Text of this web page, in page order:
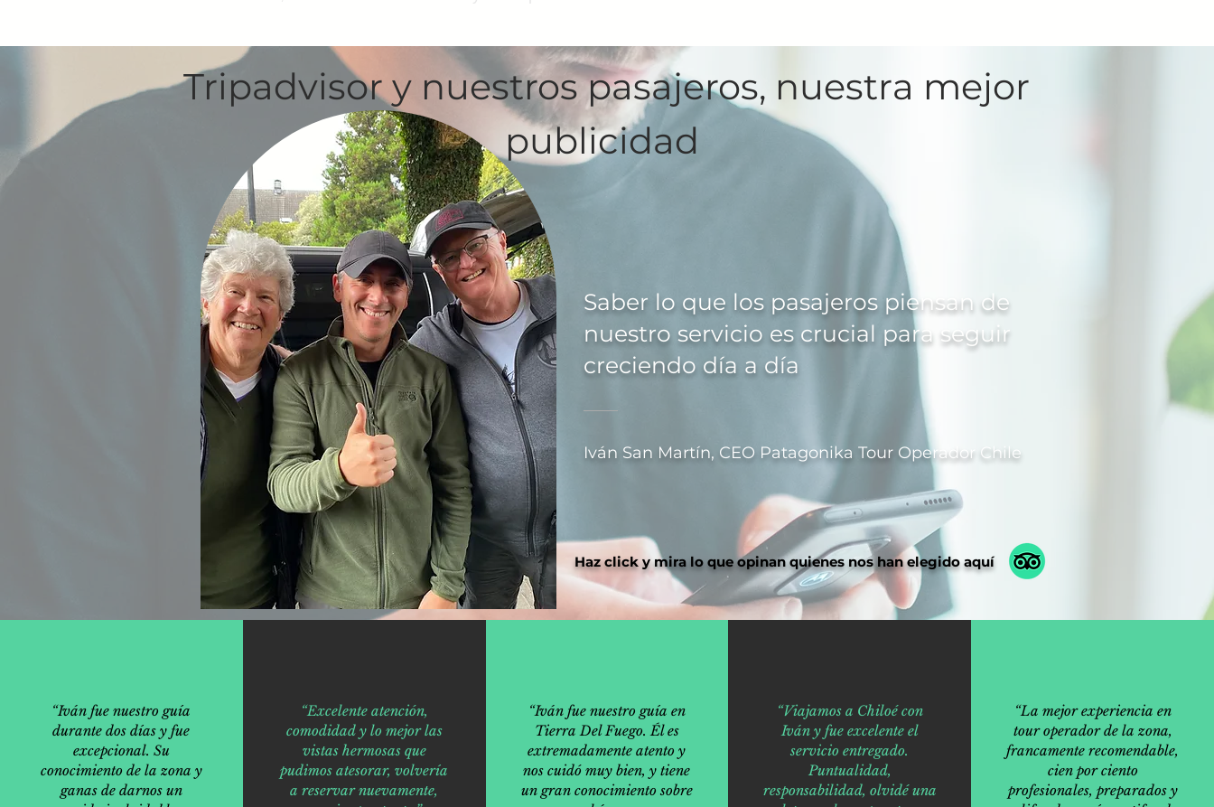
Saber lo que los pasajeros piensan de
nuestro servicio es crucial para seguir
creciendo día a día
Iván San Martín, CEO Patagonika Tour Operador Chile
Haz click y mira lo que opinan quienes nos han elegido aquí
Tripadvisor y nuestros pasajeros, nuestra mejor
publicidad
“Iván fue nuestro guía
durante dos días y fue
excepcional. Su
conocimiento de la zona y
ganas de darnos un
“Excelente atención,
comodidad y lo mejor las
vistas hermosas que
pudimos atesorar, volvería
a reservar nuevamente,
“Iván fue nuestro guía en
Tierra Del Fuego. Él es
extremadamente atento y
nos cuidó muy bien, y tiene
un gran conocimiento sobre
“Viajamos a Chiloé con
Iván y fue excelente el
servicio entregado.
Puntualidad,
responsabilidad, olvidé una
“La mejor experiencia en
tour operador de la zona,
francamente recomendable,
cien por ciento
profesionales, preparados y